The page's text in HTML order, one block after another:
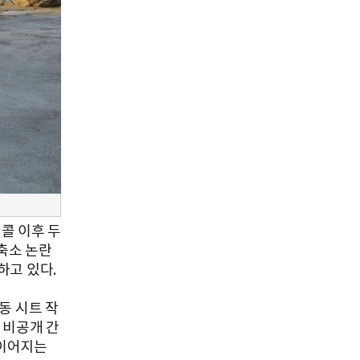
이후 두
소 논란
고 있다.
시트 작
공개 간
어지는